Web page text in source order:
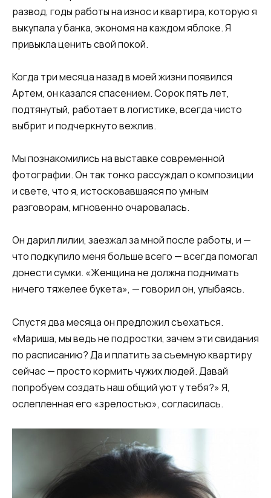
развод, годы работы на износ и квартира, которую я
выкупала у банка, экономя на каждом яблоке. Я
привыкла ценить свой покой.
Когда три месяца назад в моей жизни появился
Артем, он казался спасением. Сорок пять лет,
подтянутый, работает в логистике, всегда чисто
выбрит и подчеркнуто вежлив.
Мы познакомились на выставке современной
фотографии. Он так тонко рассуждал о композиции
и свете, что я, истосковавшаяся по умным
разговорам, мгновенно очаровалась.
Он дарил лилии, заезжал за мной после работы, и —
что подкупило меня больше всего — всегда помогал
донести сумки. «Женщина не должна поднимать
ничего тяжелее букета», — говорил он, улыбаясь.
Спустя два месяца он предложил съехаться.
«Мариша, мы ведь не подростки, зачем эти свидания
по расписанию? Да и платить за съемную квартиру
сейчас — просто кормить чужих людей. Давай
попробуем создать наш общий уют у тебя?» Я,
ослепленная его «зрелостью», согласилась.